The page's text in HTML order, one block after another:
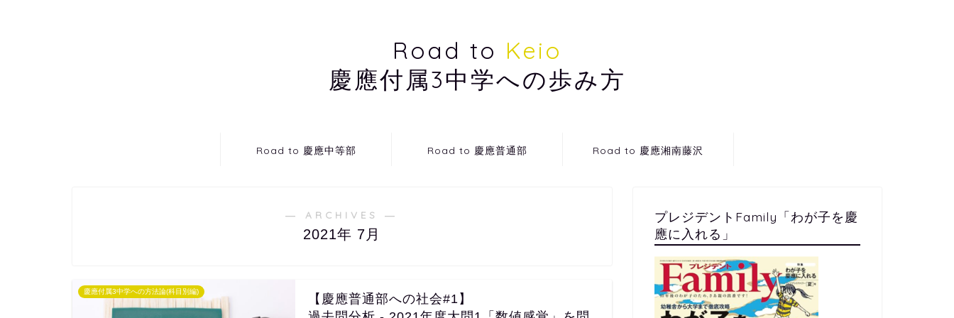
Road to Keio
慶應付属3中学への歩み方
Road to 慶應中等部 Road to 慶應普通部 Road to 慶應湘南藤沢
― ARCHIVES ―
2021年 7月
慶應付属3中学への方法論(科目別編)
【慶應普通部への社会#1】
プレジデントFamily「わが子を慶
應に入れる」